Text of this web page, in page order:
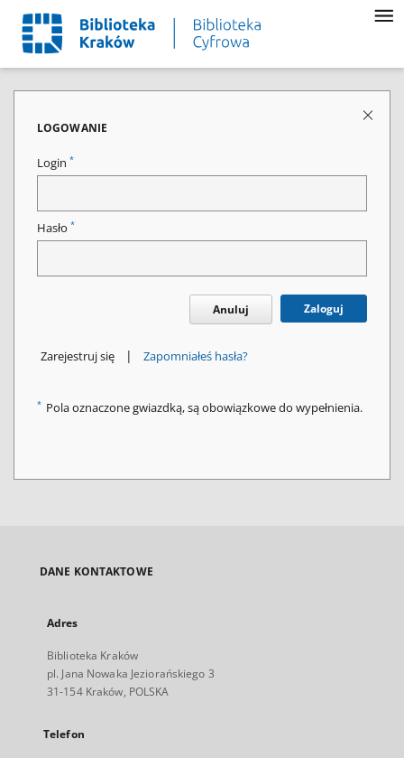
LOGOWANIE
Login *
Hasło *
Anuluj Zaloguj
Zarejestruj się | Zapomniałeś hasła?
* Pola oznaczone gwiazdką, są obowiązkowe do wypełnienia.
DANE KONTAKTOWE
Adres
Biblioteka Kraków
pl. Jana Nowaka Jeziorańskiego 3
31-154 Kraków, POLSKA
Telefon